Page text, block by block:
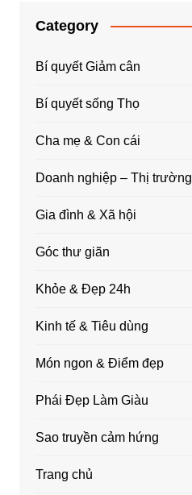
Category
Bí quyết Giảm cân
Bí quyết sống Thọ
Cha mẹ & Con cái
Doanh nghiệp – Thị trường
Gia đình & Xã hội
Góc thư giãn
Khỏe & Đẹp 24h
Kinh tế & Tiêu dùng
Món ngon & Điểm đẹp
Phái Đẹp Làm Giàu
Sao truyền cảm hứng
Trang chủ